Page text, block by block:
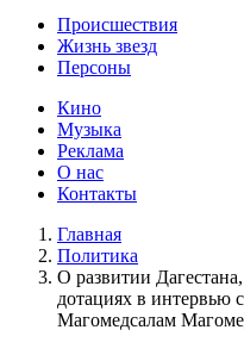
Происшествия
Жизнь звезд
Персоны
Кино
Музыка
Реклама
О нас
Контакты
Главная
Политика
О развитии
дотациях в интервью
Магомедсалам